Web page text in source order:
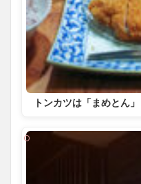
トンカツは「まめとん